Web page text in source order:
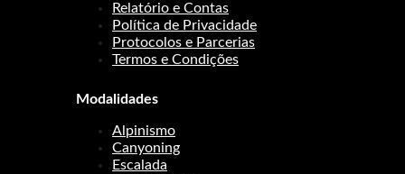
Relatório e Contas
Política de Privacidade
Protocolos e Parcerias
Termos e Condições
Modalidades
Alpinismo
Canyoning
Escalada